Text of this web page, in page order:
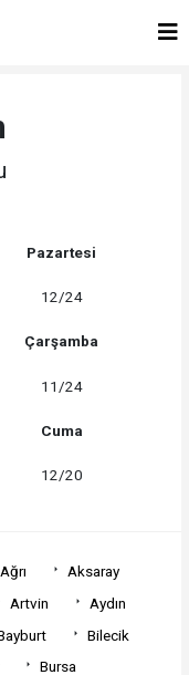
Pazartesi
12/24
Çarşamba
11/24
Cuma
12/20
Ağrı
Aksaray
Artvin
Aydın
Bilecik
Bursa